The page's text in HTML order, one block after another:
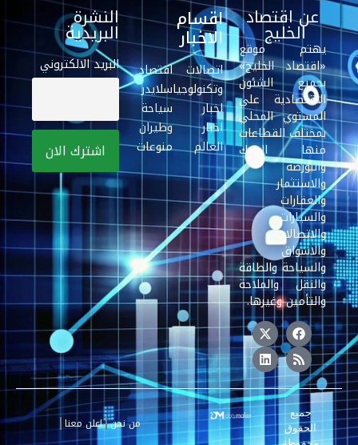
عن اقتصاد
الخليج
يهتم موقع
«اقتصاد الخليج»
بجميع الشئون
الاقتصادية علي
المستوي المحلي
بمختلف القطاعات
منها البنوك
والبورصة
والاستثمار
والعقارات
والسيارات
والاتصالات
والاسواق
والسياحة والطاقة
والنقل والملاحة
والتأمين وغيرها.
اقسام
الاخبار
اتصالات
وتكنولوجيا
اخبار
اخبار
العالم
اقتصاد
سلايدر
سياحة
وطيران
منوعات
النشرة
البريدية
البريد الالكتروني
جميع
الحقوق
من نحن اعلن معنا